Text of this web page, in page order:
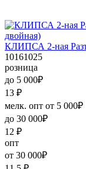
КЛИПСА 2-ная
10161025
розница
до 5 000₽
13 ₽
мелк. опт от 5 000₽
до 30 000₽
12 ₽
опт
от 30 000₽